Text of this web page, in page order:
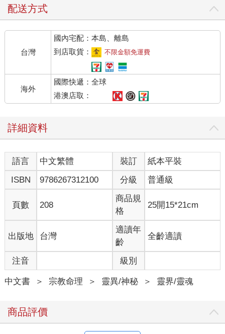
靈魂是什麼？靈魂會停留在浩瀚宇宙的哪個角落呢？
嫩嫩的新生命，這種物質的觸感令人感到幸福，感受到生命的誕
生命是令人喜悅的。
這個生命經過萌芽、展枝，然後逐漸茁壯進而枝葉茂密，此時正
是生命最顛峰之際，大部分的人應該很少會思考死亡、思考靈魂
這些人生議題。然後再過幾十年歲月更替，年紀增長、體力衰
弱，逐漸邁向凋零，而後死亡。
這是我們熟知的生命歷程。但是，人真的在過世後就消逝無蹤、
這樣消逝在宇宙中嗎？
◎美好的新天地：天堂靈界
對於人過世後的情形民間有很多傳說，但是沒有一個說法能真切
說得明白。
如果人過世後一切就煙消雲散的話，我們在世時何苦要拼命奮
鬥？為何要努力約束自己、勉強自己去忍受世間的不公不義還要
做個好人？人生苦短，反正死後一切都不存在了，不是嗎？
不，不是這樣的。史威登堡說：「死亡並不是結束，死後有另一
個世界存在。我們都會去到適合我們的新天地，新天地很美好，
那就是天堂靈界」。
史威登堡是誰？為什麼他會這麼說？天堂靈界是什麼？
史威登堡並非信口開河。
史威登堡是十八世紀著名的瑞典科學家，在當時的歐洲被視為是
大科學家牛頓的接班人（比牛頓小四十五歲）。他的父親被瑞典
氣息濃厚的家庭中長大，父親深切期待他能傳承衣缽也當個牧
師。但是史威登堡從年輕時就醉心於科學研究，專研數學、物
配送方式
台灣
國內宅配：本島、離島
到店取貨：
不限金額免運費
海外
國際快遞：全球
港澳店取：
詳細資料
語言 中文繁體 裝訂
紙本平裝
ISBN
9786267312100 分級 普通級
頁數 208
商品規
格
25開15*21cm
出版地 台灣
適讀年
齡
全齡適讀
注音 級別
中文書 ＞ 宗教命理 ＞ 靈異/神秘 ＞ 靈界/靈魂
商品評價